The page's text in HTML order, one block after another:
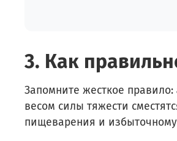
3. Как
Запомните жесткое правило:
весом силы тяжести
пищеварения и